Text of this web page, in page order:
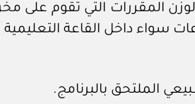
المقررات التي تقوم على
الملتحق بالبرنامج.